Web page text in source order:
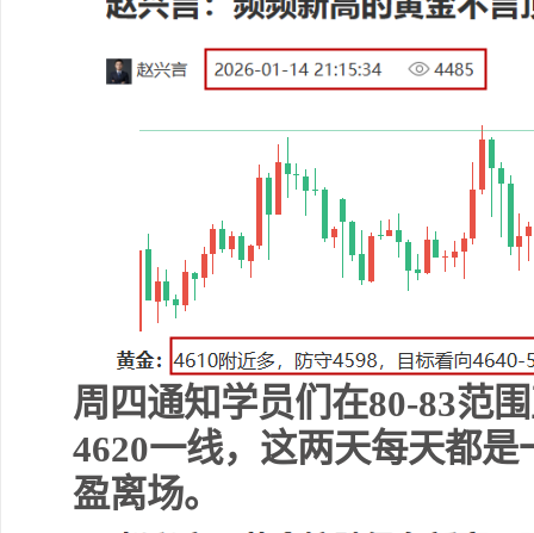
周四通知学员们在80-83范
4620一线，这两天每天都
盈离场。